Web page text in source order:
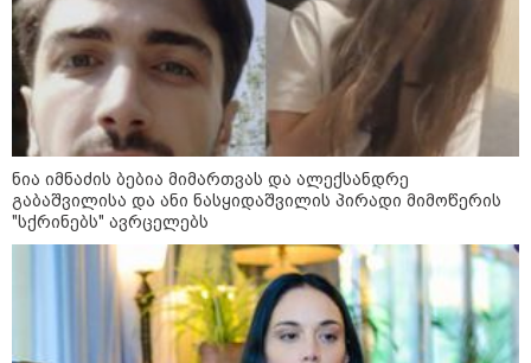
09:55 / 05-08-2026
მორიგი თავდასხმა Wildberries-
ის საწყობზე - დრონებით
თავდასხმის შემდეგ, ტულას
ოლქში მდებარე საწყობში
ხანძარია
09:12 / 05-08-2026
დაშავებული, მასშტაბური
ხანძარი - რუსეთმა კიევზე
იერიში ბალისტიკური
რაკეტებით მიიტანა
ნია იმნაძის ბებია მიმართვას და ალექსანდრე
გაბაშვილისა და ანი ნასყიდაშვილის პირადი მიმოწერის
"სქრინებს" ავრცელებს